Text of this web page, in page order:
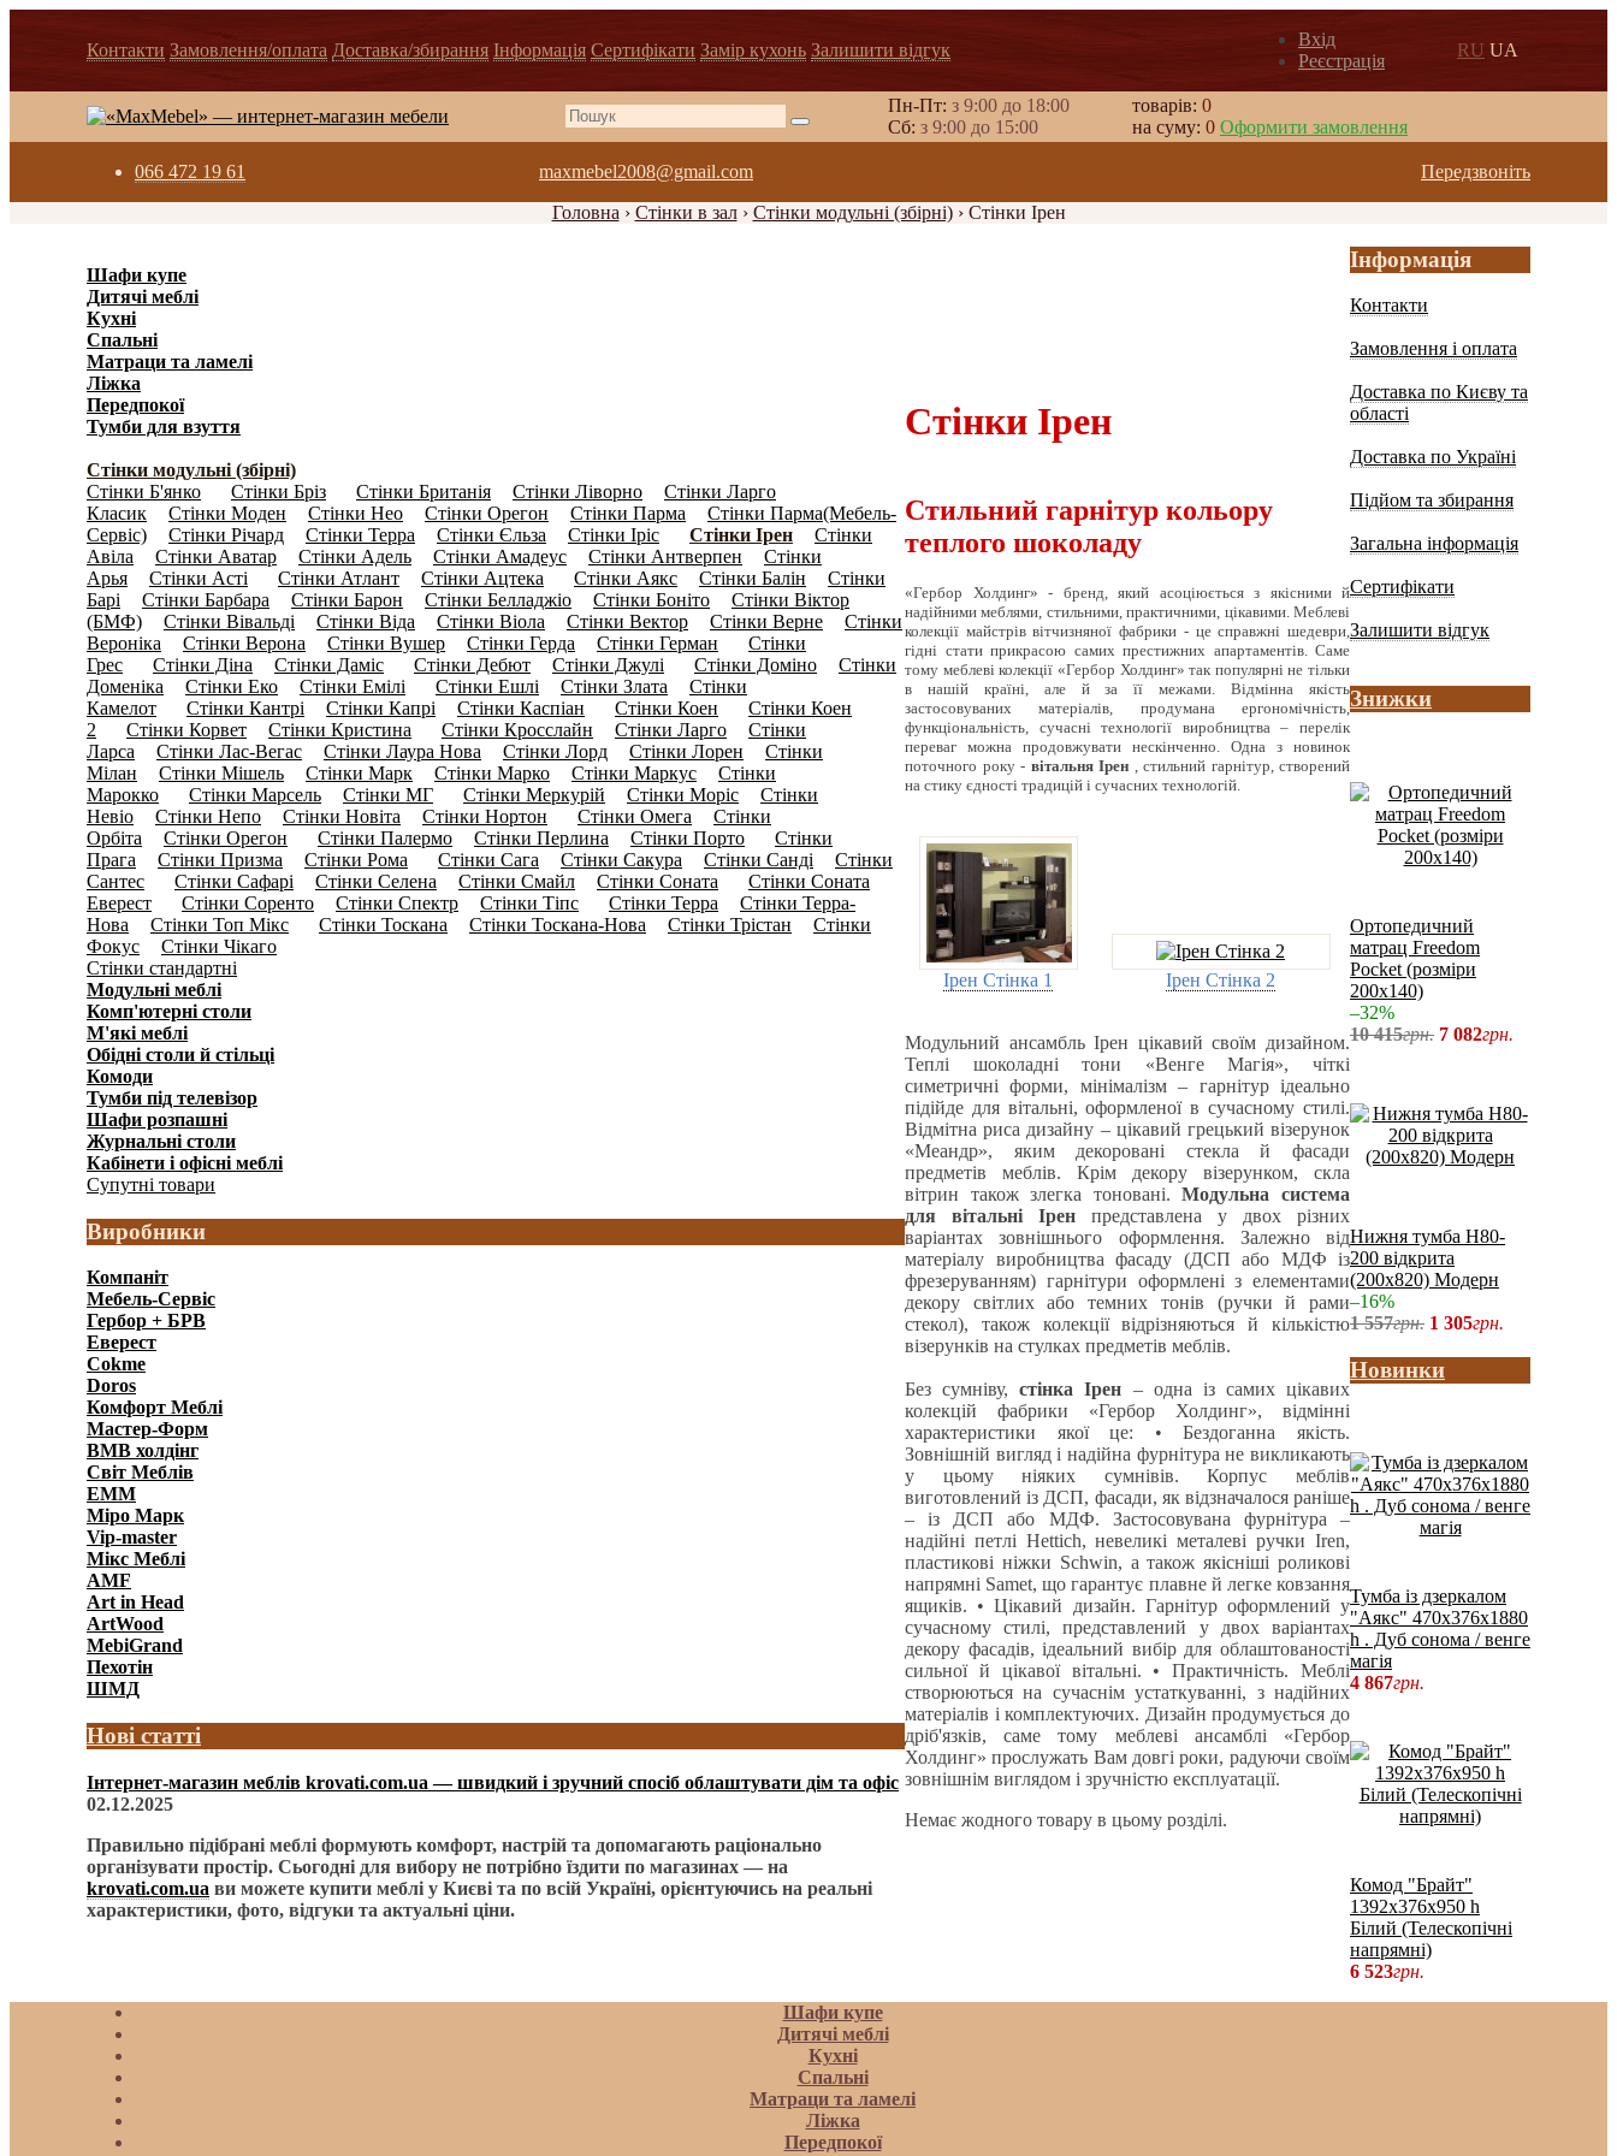
Контакти Замовлення/оплата Доставка/збирання Інформація Сертифікати Замір кухонь Залишити відгук
Вхід
Реєстрація
RU UA
Пн-Пт: з 9:00 до 18:00
Cб: з 9:00 до 15:00
товарів: 0
на суму: 0 Оформити замовлення
066 472 19 61 maxmebel2008@gmail.com
Передзвоніть
Головна › Стінки в зал› Стінки модульні (збірні)› Стінки Ірен
Шафи купе
Дитячі меблі(278)
Кухні(3871)
Спальні(1038)
Матраци та ламелi(40)
Ліжка
Передпокої(450)
Тумби для взуття
Стінки модульні (збірні)
Стінки Б'янко Стінки Бріз Стінки Британія Стінки Ліворно
Стінки Ларго
Класик
Стінки Моден Стінки Нео Стінки Орегон Стінки Парма
Стінки Парма(Мебель-
Сервіс)
Стінки Річард Стінки Teррa Стінки Єльза Стінки Іріс Стінки Ірен
Стінки
Авіла
Стінки Аватар Стінки Адель Стінки Амадеус Стінки Антверпен
Стінки
Арья
Стінки Асті Стінки Атлант Стінки Ацтека Стінки Аякс Стінки Балін
Стінки
Барі
Стінки Барбара Стінки Барон Стінки Белладжіо Стінки Боніто
Стінки Вiктор
(БМФ)
Стінки Вівальді Стінки Віда Стінки Віола Стінки Вектор Стінки Верне
Стінки
Вероніка
Стінки Верона Стінки Вушер Стінки Герда Стінки Герман
Стінки
Грес
Стінки Діна Стінки Даміс Стінки Дебют Стінки Джулі Стінки Доміно
Стінки
Доменіка
Стінки Еко Стінки Емілі Стінки Ешлі Стінки Злата
Стінки
Камелот
Стінки Кантрі Стінки Капрi Стінки Каспіан Стінки Коен
Стінки Коен
2
Стінки Корвет Стінки Кристина Стінки Кросслайн Стінки Ларго
Стінки
Ларса
Стінки Лас-Вегас Стінки Лаура Нова Стінки Лорд Стінки Лорен
Стінки
Мілан
Стінки Мішель Стінки Марк Стінки Марко Стінки Маркус
Стінки
Марокко
Стінки Марсель Стінки МГ Стінки Меркурій Стінки Моріс
Стінки
Невіо
Стінки Непо Стінки Новіта Стінки Нортон Стінки Омега
Стінки
Орбіта
Стінки Орегон Стінки Палермо Стінки Перлина Стінки Порто
Стінки
Прага
Стінки Призма Стінки Рома Стінки Сага Стінки Сакура Стінки Санді
Стінки
Сантес
Стінки Сафарі Стінки Селена Стінки Смайл Стінки Соната
Стінки Соната
Еверест
Стінки Соренто Стінки Спектр Стінки Тіпс Стінки Терра
Стінки Терра-
Нова
Стінки Топ Мікс Стінки Тоскана Стінки Тоскана-Нова Стінки Трістан
Стінки
Фокус
Стінки Чікаго
Стінки стандартні
Модульні меблі(2956)
Комп'ютерні столи
М'які меблі(141)
Обідні столи й стільці(159)
Комоди
Тумби під телевізор
Шафи розпашні(1241)
Журнальні столи
Кабінети і офісні меблі(328)
Супутні товари
Виробники
Компаніт
Мебель-Сервіс
Гербор + БРВ
Еверест
Cokme
Doros
Комфорт Меблi
Мастер-Форм
ВМВ холдінг
Світ Меблів
ЕММ
Міро Марк
Vip-master
Мікс Меблі
AMF
Art in Head
ArtWood
MebiGrand
Пехотін
ШМД
Нові статті
Інтернет-магазин меблів krovati.com.ua — швидкий і зручний спосіб облаштувати дім та офіс
02.12.2025
Правильно підібрані меблі формують комфорт, настрій та допомагають раціонально
організувати простір. Сьогодні для вибору не потрібно їздити по магазинах — на
krovati.com.ua ви можете купити меблі у Києві та по всій Україні, орієнтуючись на реальні
характеристики, фото, відгуки та актуальні ціни.
Стінки Ірен
Стильний гарнітур кольору
теплого шоколаду
«Гербор Холдинг» - бренд, який асоціюється з якісними й
надійними меблями, стильними, практичними, цікавими. Меблеві
колекції майстрів вітчизняної фабрики - це справжні шедеври,
гідні стати прикрасою самих престижних апартаментів. Саме
тому меблеві колекції «Гербор Холдинг» так популярні не тільки
в нашій країні, але й за її межами. Відмінна якість
застосовуваних матеріалів, продумана ергономічність,
функціональність, сучасні технології виробництва – перелік
переваг можна продовжувати нескінченно. Одна з новинок
поточного року - вітальня Ірен
, стильний гарнітур, створений
на стику єдності традицій і сучасних технологій.
Ірен Стінка 1 Ірен Стінка 2
Модульний ансамбль Ірен цікавий своїм дизайном.
Теплі шоколадні тони «Венге Магія», чіткі
симетричні форми, мінімалізм – гарнітур ідеально
підійде для вітальні, оформленої в сучасному стилі.
Відмітна риса дизайну – цікавий грецький візерунок
«Меандр», яким декоровані стекла й фасади
предметів меблів. Крім декору візерунком, скла
вітрин також злегка тоновані.Модульна система
для вітальні Ірен представлена у двох різних
варіантах зовнішнього оформлення. Залежно від
матеріалу виробництва фасаду (ДСП або МДФ із
фрезеруванням) гарнітури оформлені з елементами
декору світлих або темних тонів (ручки й рами
стекол), також колекції відрізняються й кількістю
візерунків на стулках предметів меблів.
Без сумніву,стінка Ірен – одна із самих цікавих
колекцій фабрики «Гербор Холдинг», відмінні
характеристики якої це: • Бездоганна якість.
Зовнішній вигляд і надійна фурнітура не викликають
у цьому ніяких сумнівів. Корпус меблів
виготовлений із ДСП, фасади, як відзначалося раніше
– із ДСП або МДФ. Застосовувана фурнітура –
надійні петлі Hettich, невеликі металеві ручки Iren,
пластикові ніжки Schwin, а також якісніші роликові
напрямні Samet, що гарантує плавне й легке ковзання
ящиків. • Цікавий дизайн. Гарнітур оформлений у
сучасному стилі, представлений у двох варіантах
декору фасадів, ідеальний вибір для облаштованості
сильної й цікавої вітальні. • Практичність. Меблі
створюються на сучаснім устаткуванні, з надійних
матеріалів і комплектуючих. Дизайн продумується до
дріб'язків, саме тому меблеві ансамблі «Гербор
Холдинг» прослужать Вам довгі роки, радуючи своїм
зовнішнім виглядом і зручністю експлуатації.
Немає жодного товару в цьому розділі.
Інформація
Контакти
Замовлення і оплата
Доставка по Києву та
області
Доставка по Україні
Підйом та збирання
Загальна інформація
Сертифікати
Залишити відгук
Знижки
Ортопедичний
матрац Freedom
Pocket (розміри
200х140)
–32%
10 415грн. 7 082грн.
Нижня тумба Н80-
200 відкрита
(200x820) Модерн
–16%
1 557грн. 1 305грн.
Новинки
Тумба із дзеркалом
"Аякс" 470х376х1880
h . Дуб сонома / венге
магія
4 867грн.
Комод "Брайт"
1392х376х950 h
Білий (Телескопічні
напрямні)
6 523грн.
Шафи купе
Дитячі меблі
Кухні
Спальні
Матраци та ламелi
Ліжка
Передпокої